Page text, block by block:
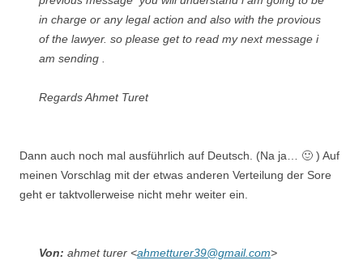
in charge or any legal action and also with the provious
of the lawyer. so please get to read my next message i
am sending .
Regards Ahmet Turet
Dann auch noch mal ausführlich auf Deutsch. (Na ja… 🙂 ) Auf
meinen Vorschlag mit der etwas anderen Verteilung der Sore
geht er taktvollerweise nicht mehr weiter ein.
Von: ahmet turer <ahmetturer39@gmail.com>